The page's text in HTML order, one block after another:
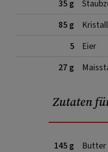
35 g
85 g
5
Eier
27 g
Zutaten
145 g
Butter